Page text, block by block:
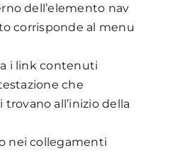
dell’elemento nav
corrisponde al menu
i link contenuti
che
all’inizio della
nei collegamenti